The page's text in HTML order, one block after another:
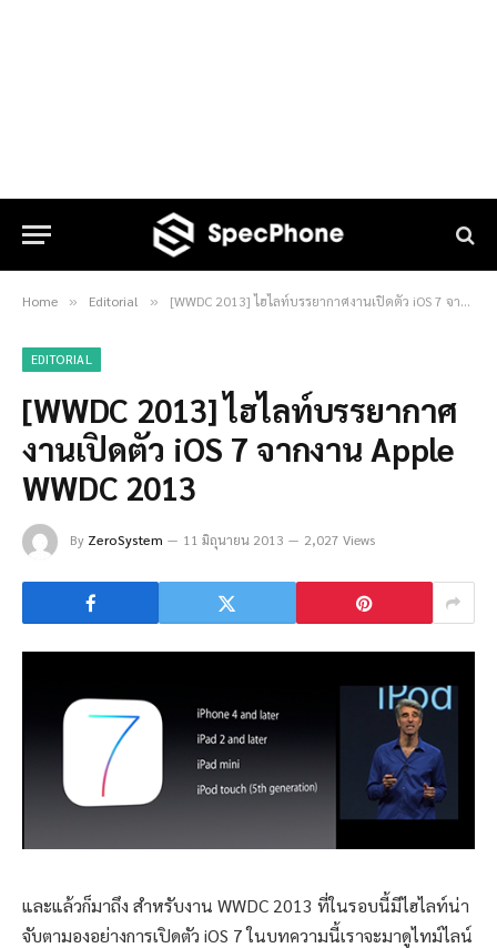
Home » Editorial » [WWDC 2013] ไฮไลท์บรรยากาศงานเปิดตัว iOS 7 จากงาน Apple WWDC 2013
EDITORIAL
[WWDC 2013] ไฮไลท์บรรยากาศ
งานเปิดตัว iOS 7 จากงาน Apple
WWDC 2013
By ZeroSystem 11 มิถุนายน 2013 2,027 Views
และแล้วก็มาถึง สำหรับงาน WWDC 2013 ที่ในรอบนี้มีไฮไลท์น่า
จับตามองอย่างการเปิดตัว iOS 7 ในบทความนี้เราจะมาดูไทม์ไลน์